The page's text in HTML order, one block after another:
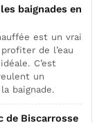
baignades en
est un vrai
de l’eau
C’est
un
baignade.
de Biscarrosse